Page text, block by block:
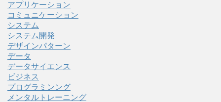
アプリケーション
コミュニケーション
システム
システム開発
デザインパターン
データ
データサイエンス
ビジネス
プログラミンング
メンタルトレーニング